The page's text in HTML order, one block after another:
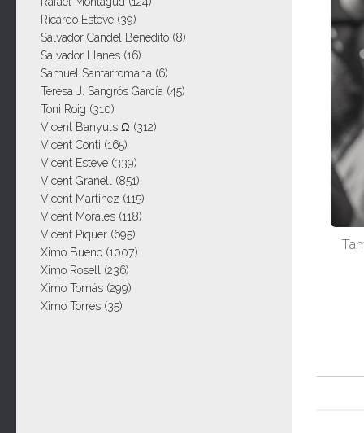
Ricardo Esteve (39)
Salvador Candel Benedito (8)
Salvador Llanes (16)
Samuel Santarromana (6)
Teresa J. Sangrós García (45)
Toni Roig (310)
Vicent Banyuls Ω (312)
Vicent Conti (165)
Vicent Esteve (339)
Vicent Granell (851)
Vicent Martinez (115)
Vicent Morales (118)
Vicent Piquer (695)
Ximo Bueno (1007)
Ximo Rosell (236)
Ximo Tomás (299)
Ximo Torres (35)